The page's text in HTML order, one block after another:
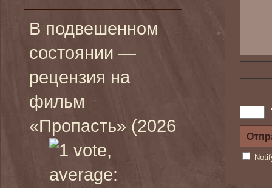
В подвешенном
состоянии —
рецензия на
фильм
«Пропасть» (2026